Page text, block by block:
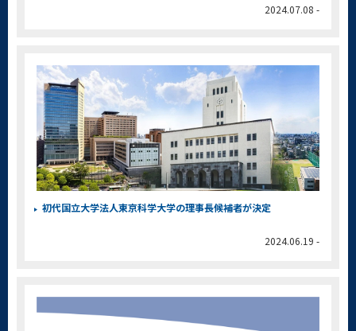
2024.07.08 -
初代国立大学法人東京科学大学の理事長候補者が決定
2024.06.19 -